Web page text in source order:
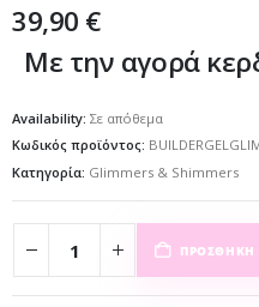
39,90 €
Με την αγορά
Availability: Σε απόθεμα
Κωδικός προϊόντος:
Κατηγορία: Glimmers & Shimmers
ΠΡΟΣΘΉΚΗ